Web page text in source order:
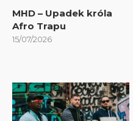
MHD – Upadek króla
Afro Trapu
15/07/2026